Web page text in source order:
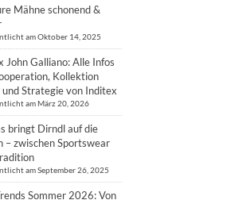
Mähne schonend &
am Oktober 14, 2025
John Galliano: Alle Infos
Kollektion
Strategie von Inditex
am März 20, 2026
bringt Dirndl auf die
– zwischen Sportswear
am September 26, 2025
Sommer 2026: Von